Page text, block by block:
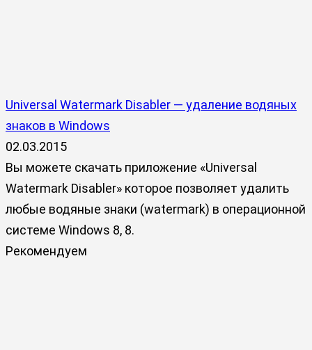
Universal Watermark Disabler — удаление водяных
знаков в Windows
02.03.2015
Вы можете скачать приложение «Universal
Watermark Disabler» которое позволяет удалить
любые водяные знаки (watermark) в операционной
системе Windows 8, 8.
Рекомендуем